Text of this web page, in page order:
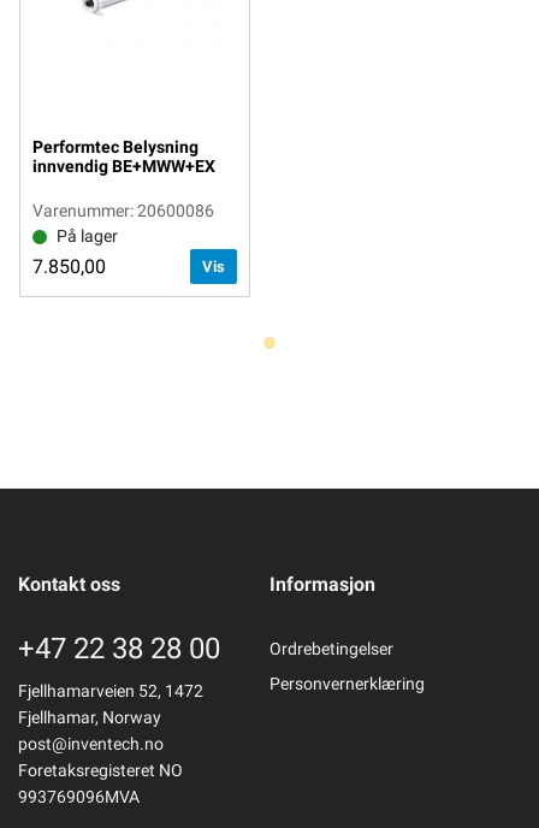
Performtec Belysning
innvendig BE+MWW+EX
Varenummer: 20600086
På lager
7.850,00 Vis
Kontakt oss
+47 22 38 28 00
Fjellhamarveien 52, 1472
Fjellhamar, Norway
post@inventech.no
Foretaksregisteret NO
993769096MVA
Informasjon
Ordrebetingelser
Personvernerklæring